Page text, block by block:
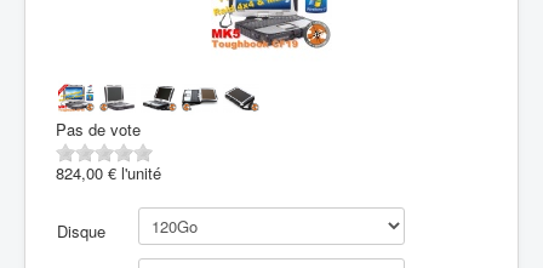
Pas de vote
824,00 € l'unité
Disque